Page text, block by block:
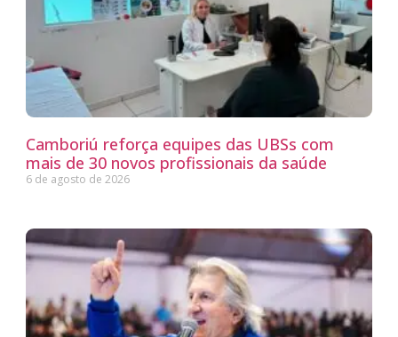
Camboriú reforça equipes das UBSs com
mais de 30 novos profissionais da saúde
6 de agosto de 2026